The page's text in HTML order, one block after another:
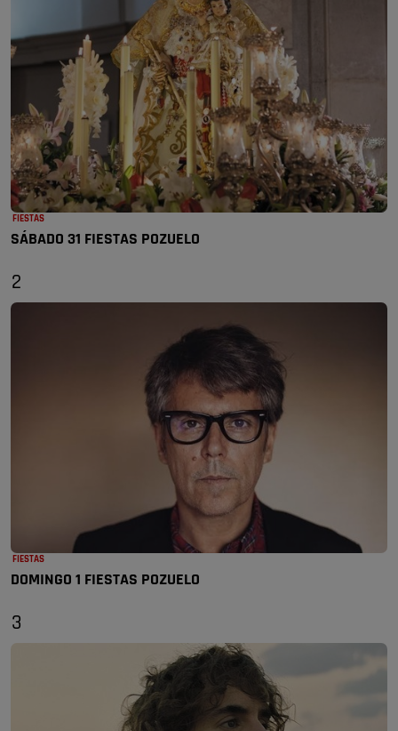
FIESTAS
SÁBADO 31 FIESTAS POZUELO
2
FIESTAS
DOMINGO 1 FIESTAS POZUELO
3